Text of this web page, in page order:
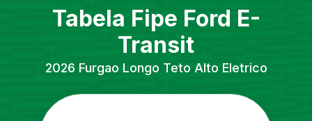
Tabela Fipe Ford E-
Transit
2026 Furgao Longo Teto Alto Eletrico